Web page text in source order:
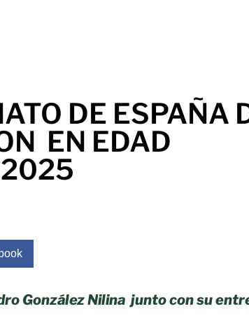
DE ESPAÑA
EN EDAD
2025
González Nilina junto con su